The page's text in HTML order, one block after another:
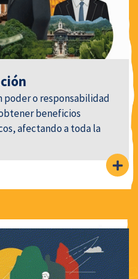
poder o responsabilidad
beneficios
afectando a toda la